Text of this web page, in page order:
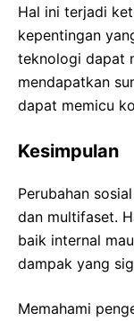
Hal ini terjadi
kepentingan
teknologi dapat
mendapatkan
dapat memicu
Kesimpulan
Perubahan
dan multifaset.
baik internal
dampak yang
Memahami